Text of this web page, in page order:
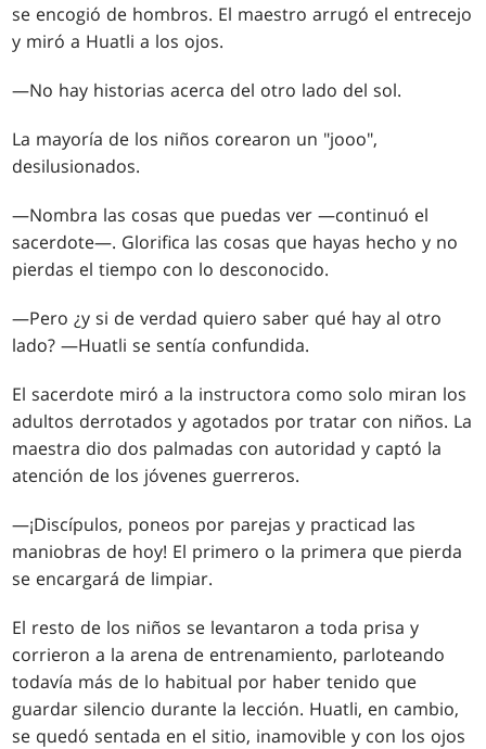
se encogió de hombros. El maestro arrugó el entrecejo
y miró a Huatli a los ojos.
—No hay historias acerca del otro lado del sol.
La mayoría de los niños corearon un "jooo",
desilusionados.
—Nombra las cosas que puedas ver —continuó el
sacerdote—. Glorifica las cosas que hayas hecho y no
pierdas el tiempo con lo desconocido.
—Pero ¿y si de verdad quiero saber qué hay al otro
lado? —Huatli se sentía confundida.
El sacerdote miró a la instructora como solo miran los
adultos derrotados y agotados por tratar con niños. La
maestra dio dos palmadas con autoridad y captó la
atención de los jóvenes guerreros.
—¡Discípulos, poneos por parejas y practicad las
maniobras de hoy! El primero o la primera que pierda
se encargará de limpiar.
El resto de los niños se levantaron a toda prisa y
corrieron a la arena de entrenamiento, parloteando
todavía más de lo habitual por haber tenido que
guardar silencio durante la lección. Huatli, en cambio,
se quedó sentada en el sitio, inamovible y con los ojos